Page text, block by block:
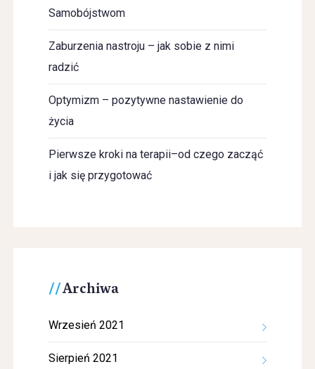
Samobójstwom
Zaburzenia nastroju – jak sobie z nimi
radzić
Optymizm – pozytywne nastawienie do
życia
Pierwsze kroki na terapii–od czego zacząć
i jak się przygotować
Archiwa
Wrzesień 2021
Sierpień 2021